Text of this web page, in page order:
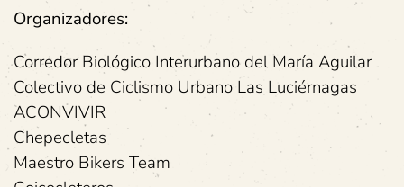
Organizadores:
Corredor Biológico Interurbano del María Aguilar
Colectivo de Ciclismo Urbano Las Luciérnagas
ACONVIVIR
Chepecletas
Maestro Bikers Team